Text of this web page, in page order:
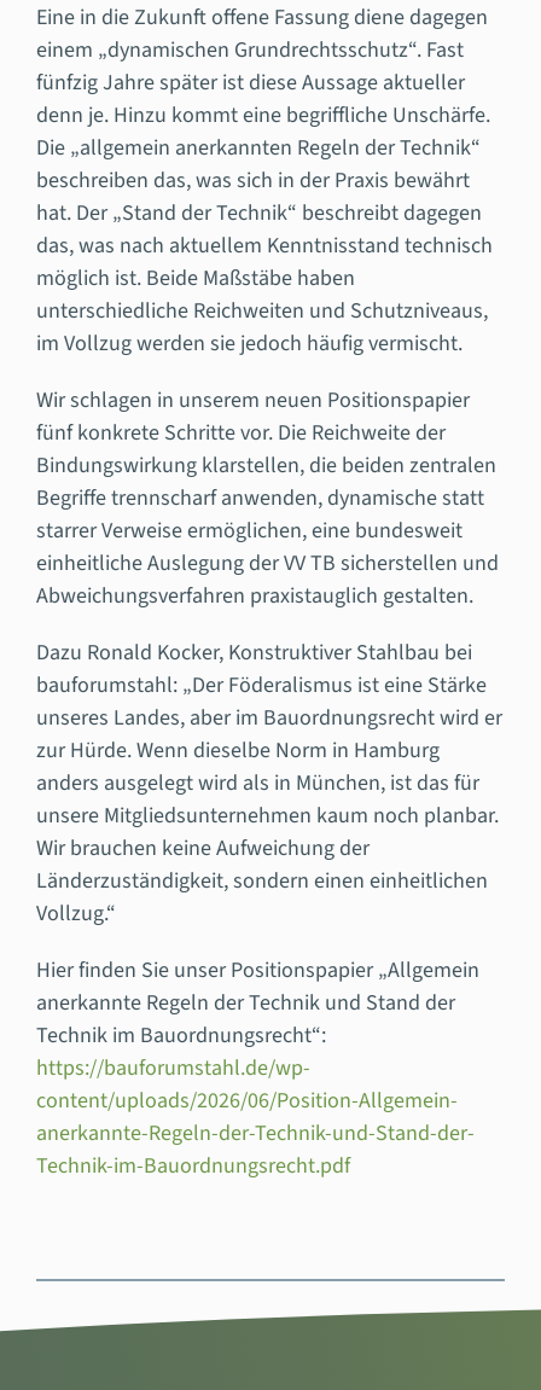
Eine in die Zukunft offene Fassung diene dagegen
einem „dynamischen Grundrechtsschutz“. Fast
fünfzig Jahre später ist diese Aussage aktueller
denn je. Hinzu kommt eine begriffliche Unschärfe.
Die „allgemein anerkannten Regeln der Technik“
beschreiben das, was sich in der Praxis bewährt
hat. Der „Stand der Technik“ beschreibt dagegen
das, was nach aktuellem Kenntnisstand technisch
möglich ist. Beide Maßstäbe haben
unterschiedliche Reichweiten und Schutzniveaus,
im Vollzug werden sie jedoch häufig vermischt.
Wir schlagen in unserem neuen Positionspapier
fünf konkrete Schritte vor. Die Reichweite der
Bindungswirkung klarstellen, die beiden zentralen
Begriffe trennscharf anwenden, dynamische statt
starrer Verweise ermöglichen, eine bundesweit
einheitliche Auslegung der VV TB sicherstellen und
Abweichungsverfahren praxistauglich gestalten.
Dazu Ronald Kocker, Konstruktiver Stahlbau bei
bauforumstahl: „Der Föderalismus ist eine Stärke
unseres Landes, aber im Bauordnungsrecht wird er
zur Hürde. Wenn dieselbe Norm in Hamburg
anders ausgelegt wird als in München, ist das für
unsere Mitgliedsunternehmen kaum noch planbar.
Wir brauchen keine Aufweichung der
Länderzuständigkeit, sondern einen einheitlichen
Vollzug.“
Hier finden Sie unser Positionspapier „Allgemein
anerkannte Regeln der Technik und Stand der
Technik im Bauordnungsrecht“:
https://bauforumstahl.de/wp-
content/uploads/2026/06/Position-Allgemein-
anerkannte-Regeln-der-Technik-und-Stand-der-
Technik-im-Bauordnungsrecht.pdf